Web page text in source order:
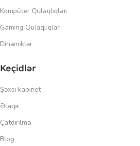
Kompüter Qulaqlıqları
Gaming Qulaqlıqlar
Dinamiklər
Keçidlər
Şəxsi kabinet
Əlaqə
Çatdırılma
Blog